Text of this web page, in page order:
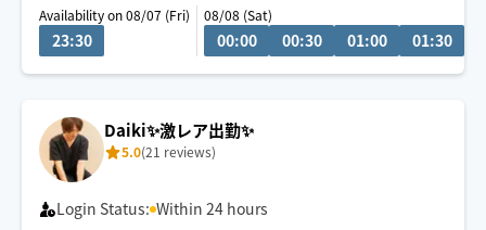
Availability on 08/07 (Fri)
23:30
08/08 (Sat)
00:00 00:30 01:00 01:30
Daiki✨激レア出勤✨
5.0(21 reviews)
Login Status: Within 24 hours